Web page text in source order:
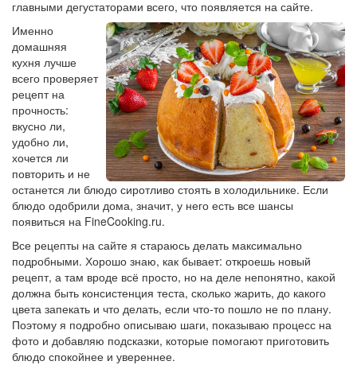
главными дегустаторами всего, что появляется на сайте.
Именно
домашняя
кухня лучше
всего проверяет
рецепт на
прочность:
вкусно ли,
удобно ли,
хочется ли
повторить и не
останется ли блюдо сиротливо стоять в холодильнике. Если
блюдо одобрили дома, значит, у него есть все шансы
появиться на FineCooking.ru.
Все рецепты на сайте я стараюсь делать максимально
подробными. Хорошо знаю, как бывает: откроешь новый
рецепт, а там вроде всё просто, но на деле непонятно, какой
должна быть консистенция теста, сколько жарить, до какого
цвета запекать и что делать, если что-то пошло не по плану.
Поэтому я подробно описываю шаги, показываю процесс на
фото и добавляю подсказки, которые помогают приготовить
блюдо спокойнее и увереннее.